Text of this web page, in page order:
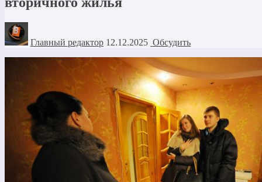
Главный редактор 12.12.2025 Обсудить